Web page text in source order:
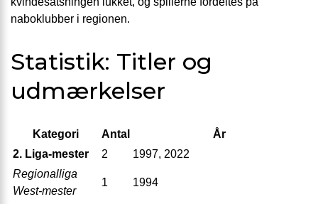
naboklubber i regionen.
Statistik: Titler og
udmærkelser
Kategori Antal
År
2. Liga-mester
2
1997, 2022
Regionalliga
West-mester
1 1994